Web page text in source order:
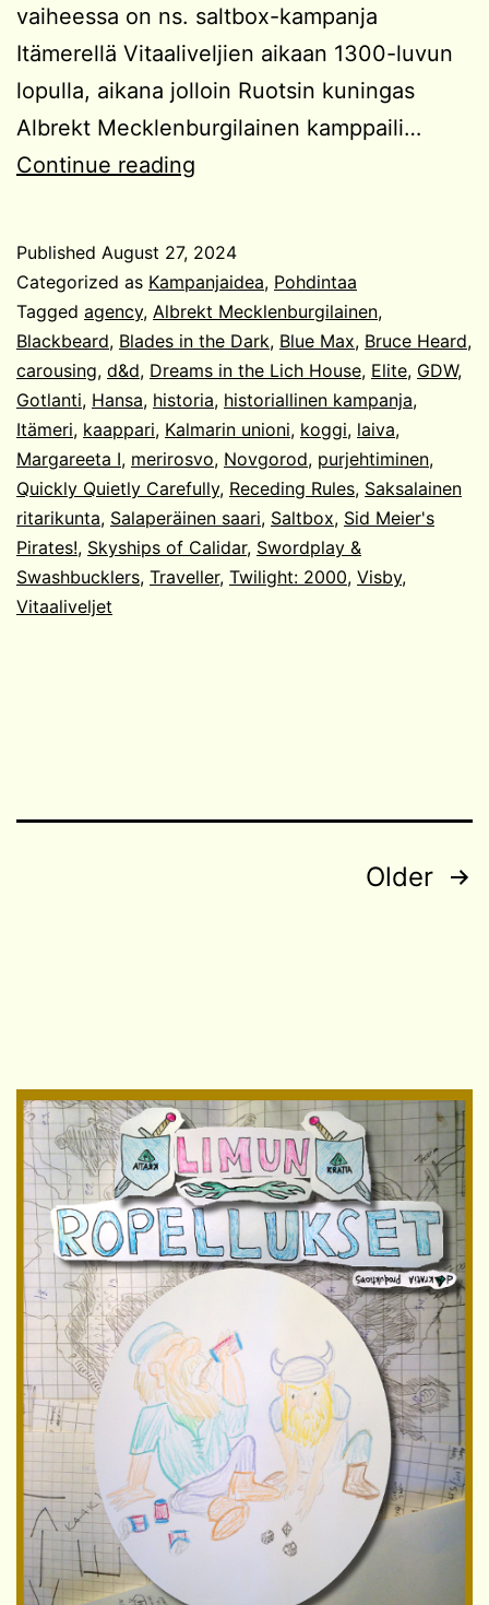
vaiheessa on ns. saltbox-kampanja
Itämerellä Vitaaliveljien aikaan 1300-luvun
lopulla, aikana jolloin Ruotsin kuningas
Albrekt Mecklenburgilainen kamppaili…
Continue reading
Published August 27, 2024
Categorized as Kampanjaidea, Pohdintaa
Tagged agency, Albrekt Mecklenburgilainen,
Blackbeard, Blades in the Dark, Blue Max, Bruce Heard,
carousing, d&d, Dreams in the Lich House, Elite, GDW,
Gotlanti, Hansa, historia, historiallinen kampanja,
Itämeri, kaappari, Kalmarin unioni, koggi, laiva,
Margareeta I, merirosvo, Novgorod, purjehtiminen,
Quickly Quietly Carefully, Receding Rules, Saksalainen
ritarikunta, Salaperäinen saari, Saltbox, Sid Meier's
Pirates!, Skyships of Calidar, Swordplay &
Swashbucklers, Traveller, Twilight: 2000, Visby,
Vitaaliveljet
Older